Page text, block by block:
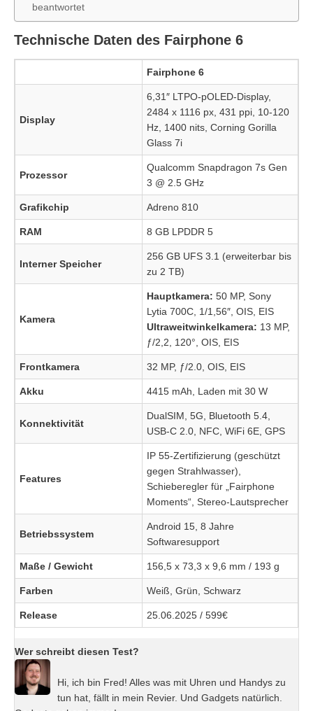
beantwortet
Technische Daten des Fairphone 6
Fairphone 6
Display
6,31″ LTPO-pOLED-Display,
2484 x 1116 px, 431 ppi, 10-120
Hz, 1400 nits, Corning Gorilla
Glass 7i
Prozessor
Qualcomm Snapdragon 7s Gen
3 @ 2.5 GHz
Grafikchip Adreno 810
RAM 8 GB LPDDR 5
Interner Speicher
256 GB UFS 3.1 (erweiterbar bis
zu 2 TB)
Kamera
Hauptkamera: 50 MP, Sony
Lytia 700C, 1/1,56″, OIS, EIS
Ultraweitwinkelkamera: 13 MP,
ƒ/2,2, 120°, OIS, EIS
Frontkamera 32 MP, ƒ/2.0, OIS, EIS
Akku 4415 mAh, Laden mit 30 W
Konnektivität
DualSIM, 5G, Bluetooth 5.4,
USB-C 2.0, NFC, WiFi 6E, GPS
Features
IP 55-Zertifizierung (geschützt
gegen Strahlwasser),
Schieberegler für „Fairphone
Moments“, Stereo-Lautsprecher
Betriebssystem
Android 15, 8 Jahre
Softwaresupport
Maße / Gewicht 156,5 x 73,3 x 9,6 mm / 193 g
Farben Weiß, Grün, Schwarz
Release 25.06.2025 / 599€
Wer schreibt diesen Test?
Hi, ich bin Fred! Alles was mit Uhren und Handys zu
tun hat, fällt in mein Revier. Und Gadgets natürlich.